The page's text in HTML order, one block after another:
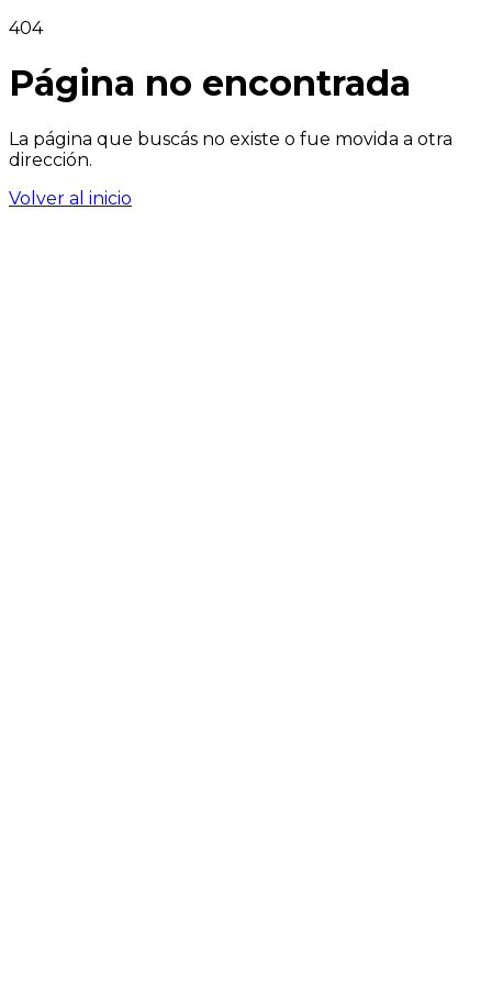
404
Página no encontrada
La página que buscás no existe o fue movida a otra
dirección.
Volver al inicio